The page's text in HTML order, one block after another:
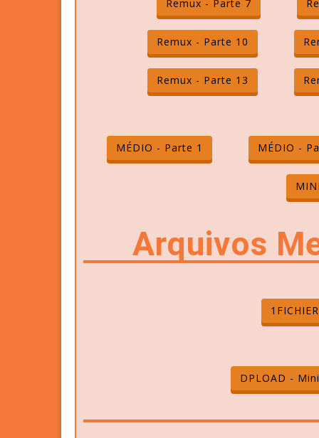
Remux - Parte 7
Remux - Parte 10
Remux - Parte 13
MÉDIO - Parte 1 MÉDIO -
Arquivos
1FICHIER
DPLOAD - Mini